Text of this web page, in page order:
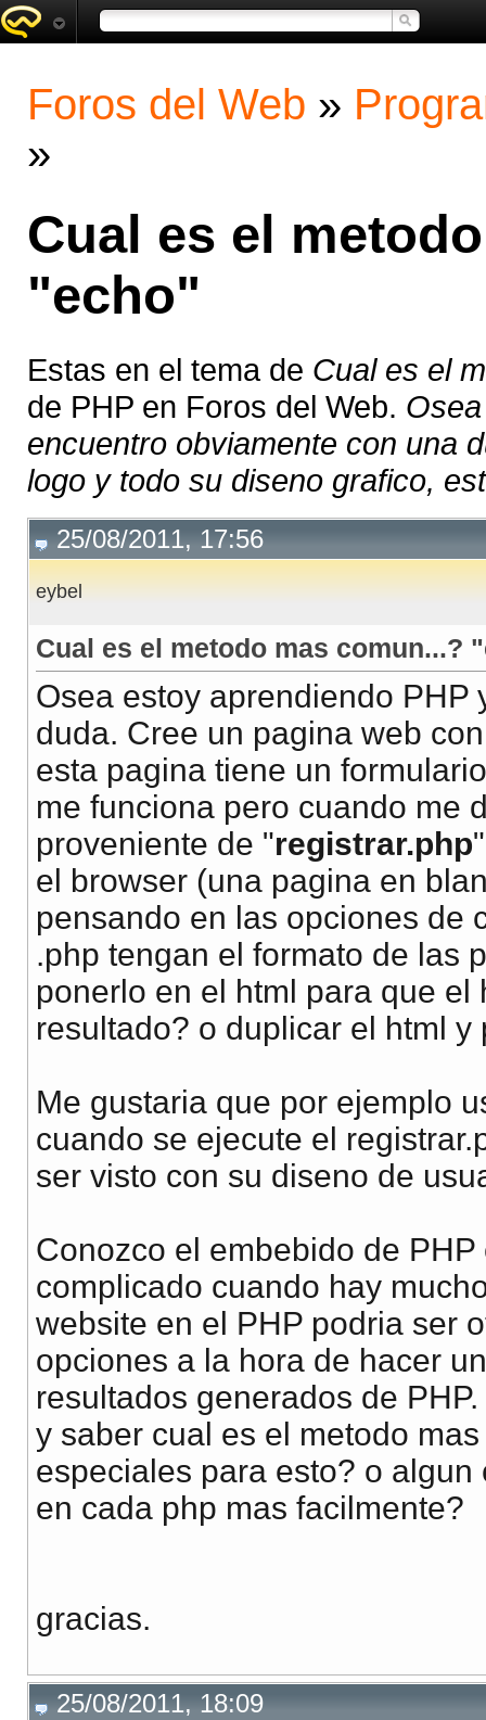
Foros del Web »
»
Cual es el
"echo"
Estas en el tema de Cual es el
de PHP en Foros del Web.
encuentro obviamente con una
logo y todo su diseno grafico,
25/08/2011, 17:56
eybel
Cual es el metodo mas comun...?
Osea estoy aprendiendo
duda. Cree un pagina web
esta pagina tiene un
me funciona pero cuando me
proveniente de "registrar.php
el browser (una pagina en
pensando en las opciones de
.php tengan el formato de las
ponerlo en el html para que
resultado? o duplicar el html
Me gustaria que por ejemplo
cuando se ejecute el
ser visto con su diseno de
Conozco el embebido de
complicado cuando hay
website en el PHP podria ser
opciones a la hora de hacer
resultados generados de
y saber cual es el metodo
especiales para esto? o
en cada php mas facilmente?
gracias.
25/08/2011, 18:09